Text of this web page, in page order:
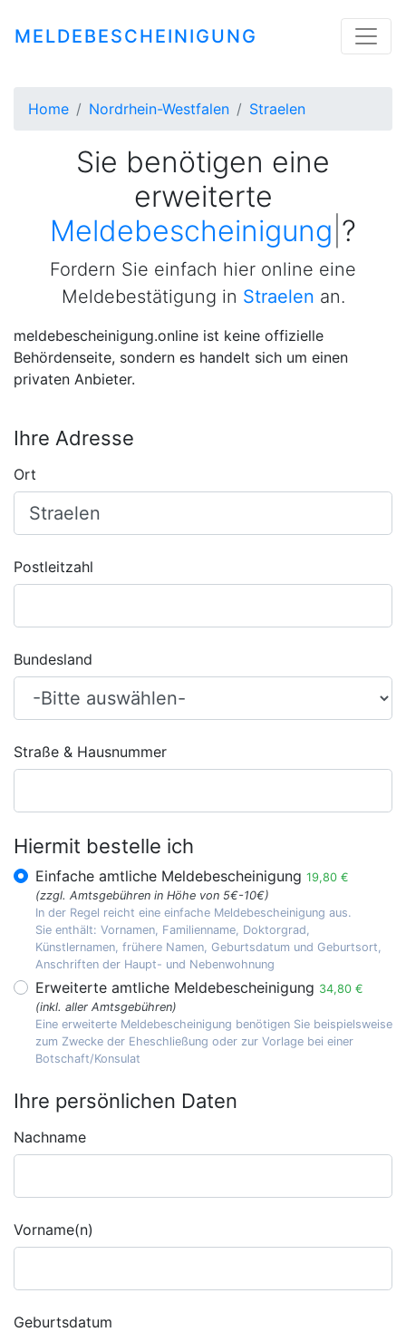
MELDEBESCHEINIGUNG
Home Nordrhein-Westfalen Straelen
Sie benötigen eine
erweiterte
M|?
Fordern Sie einfach hier online eine
Meldebestätigung in Straelen an.
meldebescheinigung.online ist keine offizielle
Behördenseite, sondern es handelt sich um einen
privaten Anbieter.
Ihre Adresse
Ort
Postleitzahl
Bundesland
Straße & Hausnummer
Hiermit bestelle ich
Einfache amtliche Meldebescheinigung 19,80 €
(zzgl. Amtsgebühren in Höhe von 5€-10€)
In der Regel reicht eine einfache Meldebescheinigung aus.
Sie enthält: Vornamen, Familienname, Doktorgrad,
Künstlernamen, frühere Namen, Geburtsdatum und Geburtsort,
Anschriften der Haupt- und Nebenwohnung
Erweiterte amtliche Meldebescheinigung 34,80 €
(inkl. aller Amtsgebühren)
Eine erweiterte Meldebescheinigung benötigen Sie beispielsweise
zum Zwecke der Eheschließung oder zur Vorlage bei einer
Botschaft/Konsulat
Ihre persönlichen Daten
Nachname
Vorname(n)
Geburtsdatum